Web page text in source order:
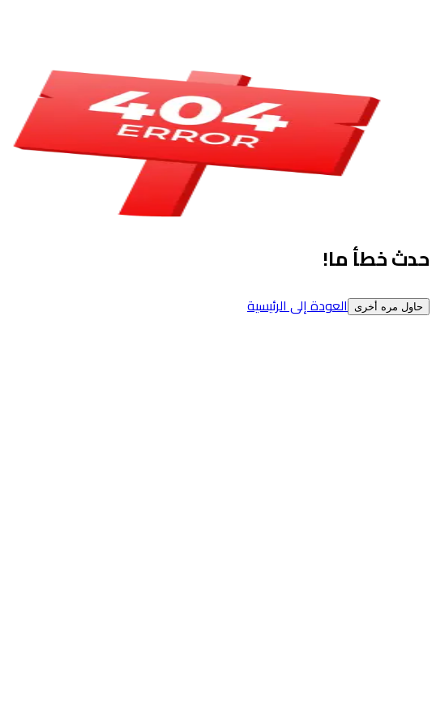
حدث خطأ ما!
حاول مره أخرى العودة إلى الرئيسية